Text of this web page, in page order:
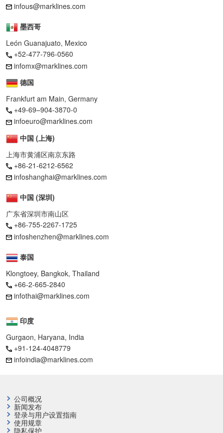
infous@marklines.com
墨西哥
León Guanajuato, Mexico
+52-477-796-0560
infomx@marklines.com
德国
Frankfurt am Main, Germany
+49-69–904-3870-0
infoeuro@marklines.com
中国 (上海)
上海市黄浦区南京东路
+86-21-6212-6562
infoshanghai@marklines.com
中国 (深圳)
广东省深圳市南山区
+86-755-2267-1725
infoshenzhen@marklines.com
泰国
Klongtoey, Bangkok, Thailand
+66-2-665-2840
infothai@marklines.com
印度
Gurgaon, Haryana, India
+91-124-4048779
infoindia@marklines.com
公司概况
新闻发布
登录与用户设置指南
使用规章
隐私保护